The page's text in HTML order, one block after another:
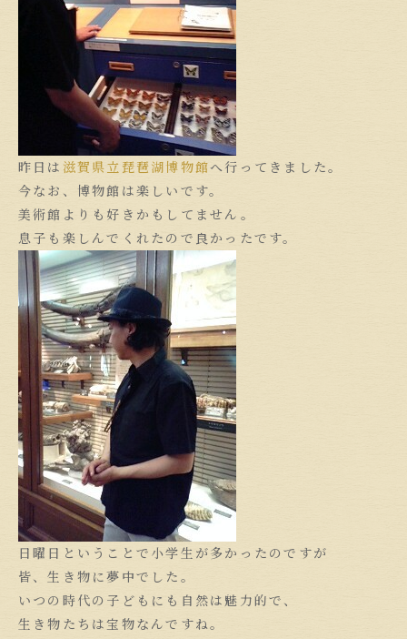
昨日は 滋賀県立琵琶湖博物館へ行ってきました。
今なお、博物館は楽しいです。
美術館よりも好きかもしてません。
息子も楽しんでくれたので良かったです。
日曜日ということで小学生が多かったのですが
皆、生き物に夢中でした。
いつの時代の子どもにも自然は魅力的で、
生き物たちは宝物なんですね。